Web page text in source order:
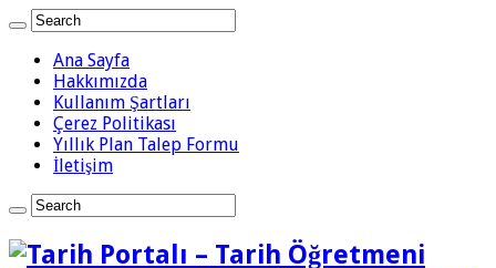
Ana Sayfa
Hakkımızda
Kullanım Şartları
Çerez Politikası
Yıllık Plan Talep Formu
İletişim